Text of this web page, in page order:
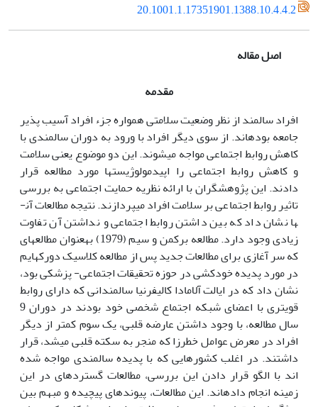
20.1001.1.17351901.1388.10.4.4.2
اصل مقاله
مقدمه
افراد سالمند از نظر وضعیت سلامتی همواره جزء افراد آسیب پذیر
جامعه بوده­اند. از سوی دیگر افراد با ورود به دوران سالمندی با
کاهش روابط اجتماعی مواجه می­شوند. این دو موضوع یعنی سلامت
و کاهش روابط اجتماعی را اپیدمولوژیست­ها مورد مطالعه قرار
دادند. این پژوهش­­گران با ارائه نظریه حمایت اجتماعی به بررسی
تاثیر روابط اجتماعی بر سلامت افراد می­پردازند. نتیجه مطالعات آن­
ها نشان داد که بین داشتن روابط اجتماعی و نداشتن آن تفاوت
زیادی وجود دارد. مطالعه برکمن و سیم (1979) به­عنوان مطالعه­ای
که سر آغازی برای مطالعات جدید پس از مطالعه کلاسیک دورکهایم
در مورد پدیده خودکشی در حوزه تحقیقات اجتماعی- پزشکی بود،
نشان داد که در ایالت آلامادا کالیفرنیا سالمندانی که دارای روابط
قوی­تری با اعضای شبکه اجتماع شخصی خود بودند در دوران 9
سال مطالعه، با وجود داشتن عارضه قلبی، یک سوم کم­تر از دیگر
افراد در معرض عوامل خطرزا که منجر به سکته قلبی می­شد، قرار
داشتند. در اغلب کشورهایی که با پدیده سالمندی مواجه شده
اند با الگو قرار دادن این بررسی، مطالعات گسترده­ای در این
زمینه انجام داده­اند. این مطالعات، پیوندهای پیچیده و مبهم بین